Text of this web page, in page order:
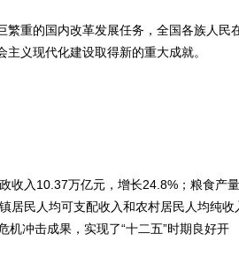
重的国内改革发展任务，全国各族人民
义现代化建设取得新的重大成就。
入10.37万亿元，增长24.8%；粮食产量
居民人均可支配收入和农村居民人均纯收
冲击成果，实现了“十二五”时期良好开